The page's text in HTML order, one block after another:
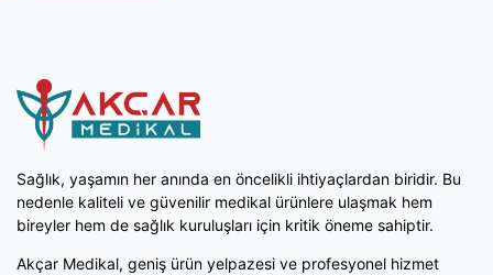
Sağlık, yaşamın her anında en öncelikli ihtiyaçlardan biridir. Bu
nedenle kaliteli ve güvenilir medikal ürünlere ulaşmak hem
bireyler hem de sağlık kuruluşları için kritik öneme sahiptir.
Akçar Medikal, geniş ürün yelpazesi ve profesyonel hizmet